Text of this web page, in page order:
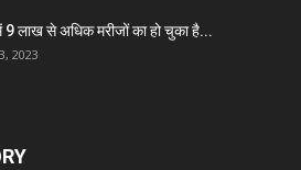
9 लाख से अधिक मरीजों का हो चुका है...
2023